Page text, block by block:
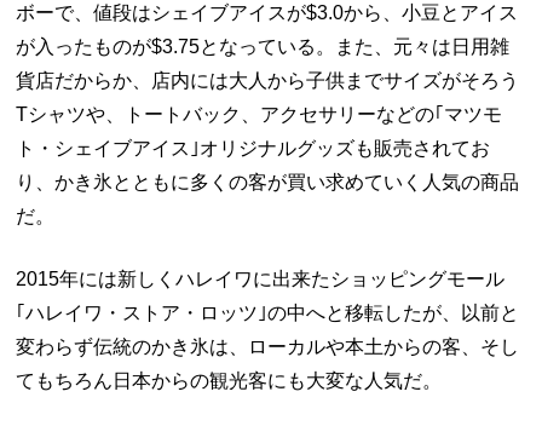
ボーで、値段はシェイブアイスが$3.0から、小豆とアイス
が入ったものが$3.75となっている。また、元々は日用雑
貨店だからか、店内には大人から子供までサイズがそろう
Tシャツや、トートバック、アクセサリーなどの｢マツモ
ト・シェイブアイス｣オリジナルグッズも販売されてお
り、かき氷とともに多くの客が買い求めていく人気の商品
だ。
2015年には新しくハレイワに出来たショッピングモール
｢ハレイワ・ストア・ロッツ｣の中へと移転したが、以前と
変わらず伝統のかき氷は、ローカルや本土からの客、そし
てもちろん日本からの観光客にも大変な人気だ。